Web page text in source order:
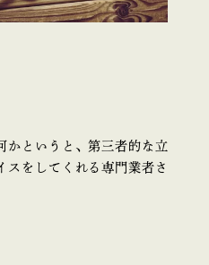
かというと、第三者的な立
スをしてくれる専門業者さ